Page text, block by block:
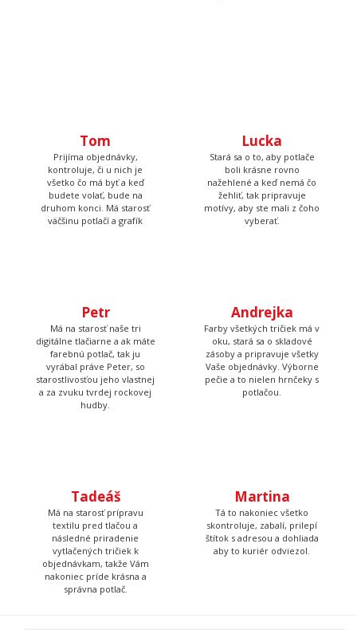
Tom
Prijíma objednávky,
kontroluje, či u nich je
všetko čo má byť a keď
budete volať, bude na
druhom konci. Má starosť
väčšinu potlačí a grafík
Lucka
Stará sa o to, aby potlače
boli krásne rovno
nažehlené a keď nemá čo
žehliť, tak pripravuje
motívy, aby ste mali z čoho
vyberať.
Petr
Má na starosť naše tri
digitálne tlačiarne a ak máte
farebnú potlač, tak ju
vyrábal práve Peter, so
starostlivosťou jeho vlastnej
a za zvuku tvrdej rockovej
hudby.
Andrejka
Farby všetkých tričiek má v
oku, stará sa o skladové
zásoby a pripravuje všetky
Vaše objednávky. Výborne
pečie a to nielen hrnčeky s
potlačou.
Tadeáš
Má na starosť prípravu
textilu pred tlačou a
následné priradenie
vytlačených tričiek k
objednávkam, takže Vám
nakoniec príde krásna a
správna potlač.
Martina
Tá to nakoniec všetko
skontroluje, zabalí, prilepí
štítok s adresou a dohliada
aby to kuriér odviezol.